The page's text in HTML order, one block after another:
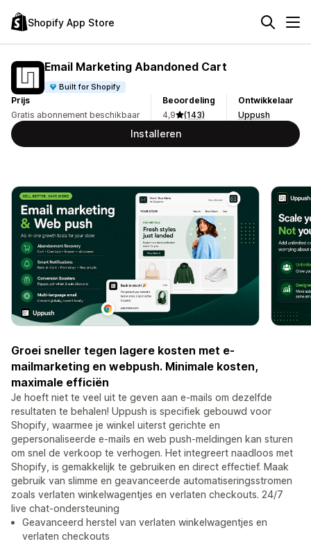
Shopify App Store
Email Marketing Abandoned Cart
Built for Shopify
Prijs
Gratis abonnement beschikbaar
Beoordeling
4,9
(143)
Ontwikkelaar
Uppush
Installeren
Groei sneller tegen lagere kosten met e-
mailmarketing en webpush. Minimale kosten,
maximale efficiën
Je hoeft niet te veel uit te geven aan e-mails om dezelfde
resultaten te behalen! Uppush is specifiek gebouwd voor
Shopify, waarmee je winkel uiterst gerichte en
gepersonaliseerde e-mails en web push-meldingen kan sturen
om snel de verkoop te verhogen. Het integreert naadloos met
Shopify, is gemakkelijk te gebruiken en direct effectief. Maak
gebruik van slimme en geavanceerde automatiseringsstromen
zoals verlaten winkelwagentjes en verlaten checkouts. 24/7
live chat-ondersteuning
Geavanceerd herstel van verlaten winkelwagentjes en
verlaten checkouts